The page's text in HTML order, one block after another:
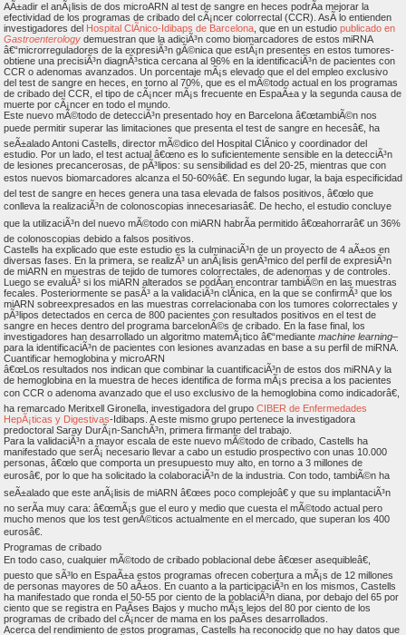
AÃ±adir el anÃ¡lisis de dos microARN al test de sangre en heces podrÃ­a mejorar la
efectividad de los programas de cribado del cÃ¡ncer colorrectal (CCR). AsÃ­ lo entienden
investigadores del Hospital ClÃ­nico-Idibaps de Barcelona , que en un estudio publicado en
Gastroenterology demuestran que la adiciÃ³n como biomarcadores de estos miRNA
â€“microrreguladores de la expresiÃ³n gÃ©nica que estÃ¡n presentes en estos tumores-
obtiene una precisiÃ³n diagnÃ³stica cercana al 96% en la identificaciÃ³n de pacientes con
CCR o adenomas avanzados. Un porcentaje mÃ¡s elevado que el del empleo exclusivo
del test de sangre en heces, en torno al 70%, que es el mÃ©todo actual en los programas
de cribado del CCR, el tipo de cÃ¡ncer mÃ¡s frecuente en EspaÃ±a y la segunda causa de
muerte por cÃ¡ncer en todo el mundo.
Este nuevo mÃ©todo de detecciÃ³n presentado hoy en Barcelona â€œtambiÃ©n nos
puede permitir superar las limitaciones que presenta el test de sangre en hecesâ€, ha
seÃ±alado Antoni Castells, director mÃ©dico del Hospital ClÃ­nico y coordinador del
estudio. Por un lado, el test actual â€œno es lo suficientemente sensible en la detecciÃ³n
de lesiones precancerosas, de pÃ³lipos: su sensibilidad es del 20-25, mientras que con
estos nuevos biomarcadores alcanza el 50-60%â€. En segundo lugar, la baja especificidad
del test de sangre en heces genera una tasa elevada de falsos positivos, â€œlo que
conlleva la realizaciÃ³n de colonoscopias innecesariasâ€. De hecho, el estudio concluye
que la utilizaciÃ³n del nuevo mÃ©todo con miARN habrÃ­a permitido â€œahorrarâ€ un 36%
de colonoscopias debido a falsos positivos.
Castells ha explicado que este estudio es la culminaciÃ³n de un proyecto de 4 aÃ±os en
diversas fases. En la primera, se realizÃ³ un anÃ¡lisis genÃ³mico del perfil de expresiÃ³n
de miARN en muestras de tejido de tumores colorrectales, de adenomas y de controles.
Luego se evaluÃ³ si los miARN alterados se podÃ­an encontrar tambiÃ©n en las muestras
fecales. Posteriormente se pasÃ³ a la validaciÃ³n clÃ­nica, en la que se confirmÃ³ que los
miARN sobreexpresados en las muestras correlacionaba con los tumores colorrectales y
pÃ³lipos detectados en cerca de 800 pacientes con resultados positivos en el test de
sangre en heces dentro del programa barcelonÃ©s de cribado. En la fase final, los
investigadores han desarrollado un algoritmo matemÃ¡tico â€“mediante machine learning–
para la identificaciÃ³n de pacientes con lesiones avanzadas en base a su perfil de miRNA.
Cuantificar hemoglobina y microARN
â€œLos resultados nos indican que combinar la cuantificaciÃ³n de estos dos miRNA y la
de hemoglobina en la muestra de heces identifica de forma mÃ¡s precisa a los pacientes
con CCR o adenoma avanzado que el uso exclusivo de la hemoglobina como indicadorâ€,
ha remarcado Meritxell Gironella, investigadora del grupo CIBER de Enfermedades
HepÃ¡ticas y Digestivas-Idibaps. A este mismo grupo pertenece la investigadora
predoctoral Saray DurÃ¡n-SanchÃ³n, primera firmante del trabajo.
Para la validaciÃ³n a mayor escala de este nuevo mÃ©todo de cribado, Castells ha
manifestado que serÃ¡ necesario llevar a cabo un estudio prospectivo con unas 10.000
personas, â€œlo que comporta un presupuesto muy alto, en torno a 3 millones de
eurosâ€, por lo que ha solicitado la colaboraciÃ³n de la industria. Con todo, tambiÃ©n ha
seÃ±alado que este anÃ¡lisis de miARN â€œes poco complejoâ€ y que su implantaciÃ³n
no serÃ­a muy cara: â€œmÃ¡s que el euro y medio que cuesta el mÃ©todo actual pero
mucho menos que los test genÃ©ticos actualmente en el mercado, que superan los 400
eurosâ€.
Programas de cribado
En todo caso, cualquier mÃ©todo de cribado poblacional debe â€œser asequibleâ€,
puesto que sÃ³lo en EspaÃ±a estos programas ofrecen cobertura a mÃ¡s de 12 millones
de personas mayores de 50 aÃ±os. En cuanto a la participaciÃ³n en los mismos, Castells
ha manifestado que ronda el 50-55 por ciento de la poblaciÃ³n diana, por debajo del 65 por
ciento que se registra en PaÃ­ses Bajos y mucho mÃ¡s lejos del 80 por ciento de los
programas de cribado del cÃ¡ncer de mama en los paÃ­ses desarrollados.
Acerca del rendimiento de estos programas, Castells ha reconocido que no hay datos que